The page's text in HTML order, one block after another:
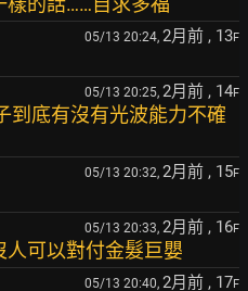
05/13 20:24, 2月前 , 13F
05/13 20:25, 2月前 , 14F
到底有沒有光波能力不確
05/13 20:32, 2月前 , 15F
05/13 20:33, 2月前 , 16F
人可以對付金髮巨嬰
05/13 20:40, 2月前 , 17F